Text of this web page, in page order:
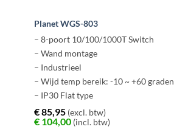
Planet WGS-803
– 8-poort 10/100/1000T Switch
– Wand montage
– Industrieel
– Wijd temp bereik: -10 ~ +60 graden
– IP30 Flat type
€85,95(excl. btw)
€104,00(incl. btw)